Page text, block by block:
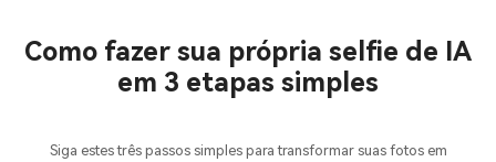
Como fazer sua própria selfie de IA
em 3 etapas simples
Siga estes três passos simples para transformar suas fotos em